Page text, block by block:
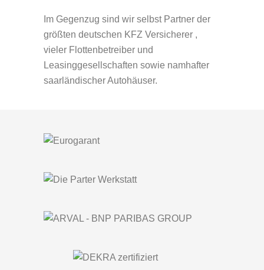
Im Gegenzug sind wir selbst Partner der
größten deutschen KFZ Versicherer ,
vieler Flottenbetreiber und
Leasinggesellschaften sowie namhafter
saarländischer Autohäuser.